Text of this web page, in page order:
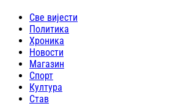
Све вијести
Политика
Хроника
Новости
Магазин
Спорт
Култура
Став